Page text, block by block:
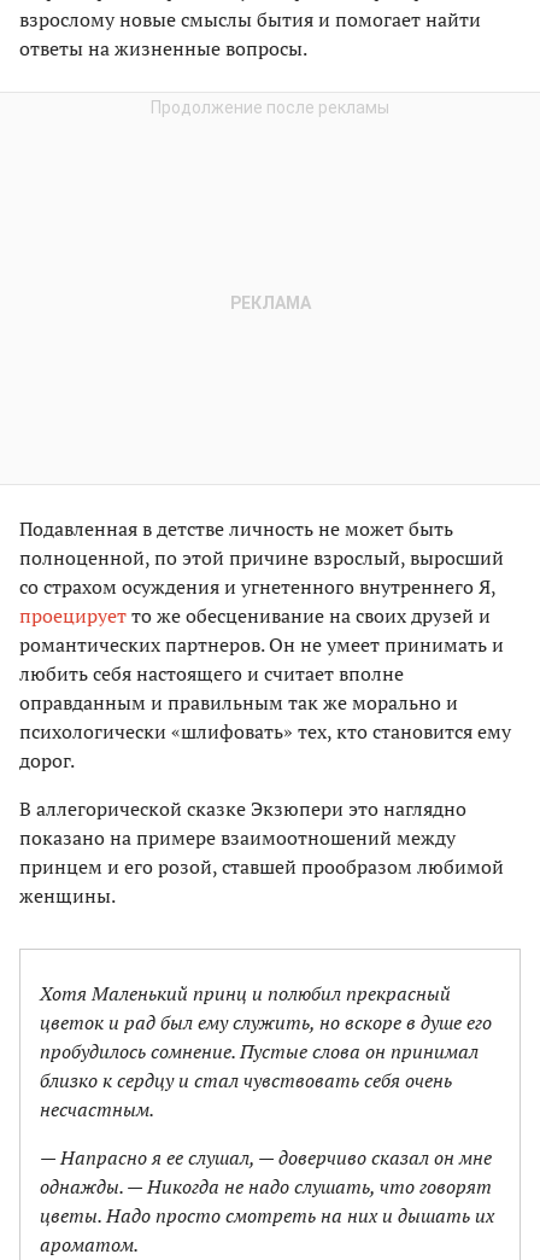
взрослому новые смыслы бытия и помогает найти
ответы на жизненные вопросы.
Подавленная в детстве личность не может быть
полноценной, по этой причине взрослый, выросший
со страхом осуждения и угнетенного внутреннего Я,
проецируетто же обесценивание на своих друзей и
романтических партнеров. Он не умеет принимать и
любить себя настоящего и считает вполне
оправданным и правильным так же морально и
психологически «шлифовать» тех, кто становится ему
дорог.
В аллегорической сказке Экзюпери это наглядно
показано на примере взаимоотношений между
принцем и его розой, ставшей прообразом любимой
женщины.
Хотя Маленький принц и полюбил прекрасный
цветок и рад был ему служить, но вскоре в душе его
пробудилось сомнение. Пустые слова он принимал
близко к сердцу и стал чувствовать себя очень
несчастным.
— Напрасно я ее слушал, — доверчиво сказал он мне
однажды. — Никогда не надо слушать, что говорят
цветы. Надо просто смотреть на них и дышать их
ароматом.